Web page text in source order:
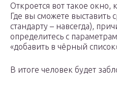
Откроется вот такое
Где вы сможете выставить
стандарту – навсегда),
определитесь с
«добавить в чёрный
В итоге человек будет